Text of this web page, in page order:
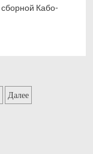
Кабо-
Далее